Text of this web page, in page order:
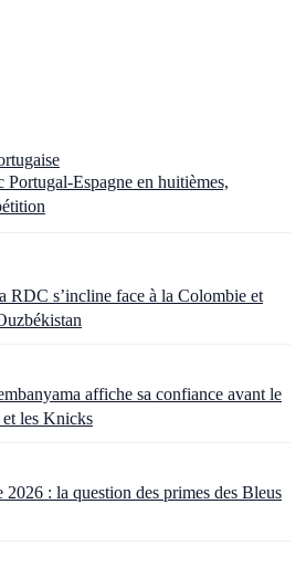
Espagne en huitièmes,
RDC s’incline face à la Colombie et
affiche sa confiance avant le
et les Knicks
2026 : la question des primes des Bleus